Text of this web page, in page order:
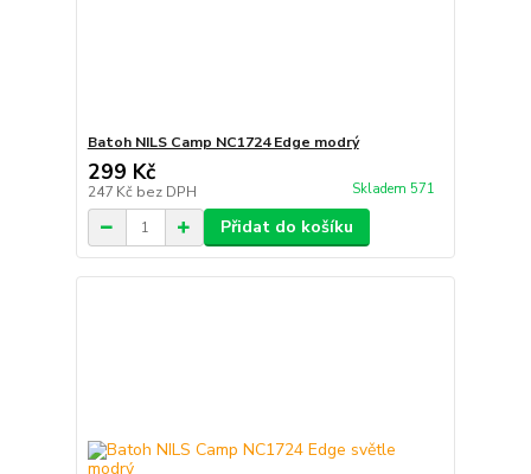
Batoh NILS Camp NC1724 Edge modrý
299 Kč
247 Kč bez DPH Skladem 571
Přidat do košíku